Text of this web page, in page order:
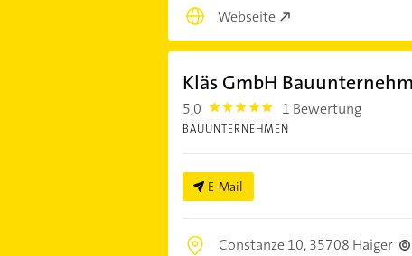
Webseite
Kläs GmbH
5,0 5.0 1 Bewertung
BAUUNTERNEHMEN
E-Mail
Constanze 10,35708 Haiger